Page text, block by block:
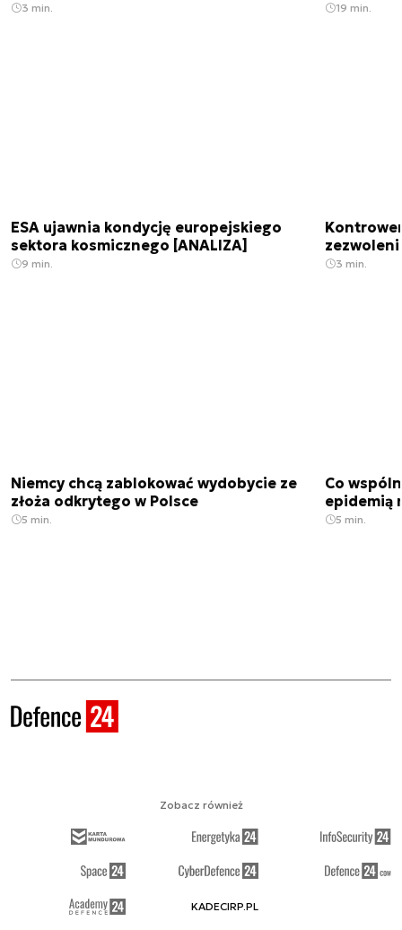
3 min. 19 min.
ESA ujawnia kondycję europejskiego
sektora kosmicznego [ANALIZA]
9 min. 3 min.
Niemcy chcą zablokować wydobycie ze
złoża odkrytego w Polsce
5 min.
Co
epidemią
5 min.
Zobacz również
KADECIRP.PL